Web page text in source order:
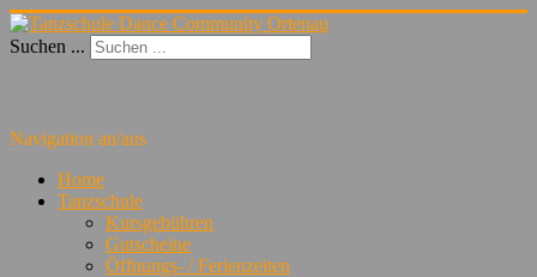
Suchen ...
Navigation an/aus
Home
Tanzschule
Kursgebühren
Gutscheine
Öffnungs- / Ferienzeiten